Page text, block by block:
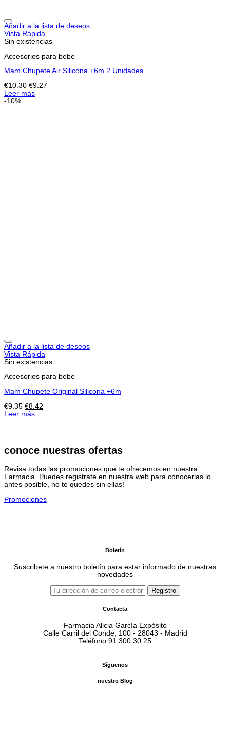
Añadir a la lista de deseos
Vista Rápida
Sin existencias
Accesorios para bebe
Mam Chupete Air Silicona +6m 2 Unidades
€10.30 El
precio
€9.27
Leer más
-10%
Añadir a la lista de deseos
Vista Rápida
Sin existencias
Accesorios para bebe
Mam Chupete Original Silicona +6m
€9.35 El
precio
€8.42
Leer más
conoce nuestras ofertas
Revisa todas las promociones que te ofrecemos en nuestra
Farmacia. Puedes registrate en nuestra web para conocerlas lo
antes posible, no te quedes sin ellas!
Promociones
Boletín
Suscribete a nuestro boletín para estar informado de nuestras
novedades
Contacta
Farmacia Alicia García Expósito
Calle Carril del Conde, 100 - 28043 - Madrid
Teléfono 91 300 30 25
Síguenos
nuestro Blog